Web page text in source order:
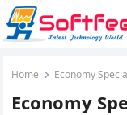
Home Economy
Economy